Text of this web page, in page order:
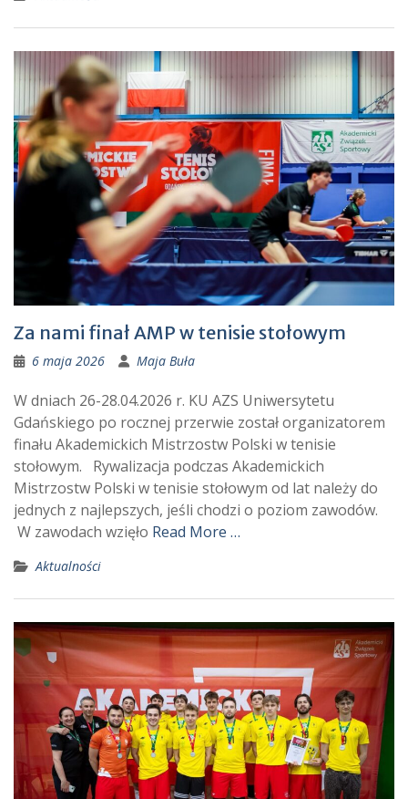
Za nami finał AMP w tenisie stołowym
6 maja 2026 Maja Buła
W dniach 26-28.04.2026 r. KU AZS Uniwersytetu
Gdańskiego po rocznej przerwie został organizatorem
finału Akademickich Mistrzostw Polski w tenisie
stołowym. Rywalizacja podczas Akademickich
Mistrzostw Polski w tenisie stołowym od lat należy do
jednych z najlepszych, jeśli chodzi o poziom zawodów.
W zawodach wzięło Read More …
Aktualności